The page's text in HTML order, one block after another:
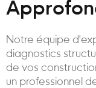
Notre équipe
diagnostics
de vos
un professionnel